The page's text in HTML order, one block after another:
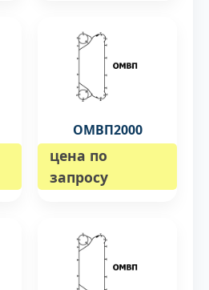
ОМВП2000
цена по
запросу